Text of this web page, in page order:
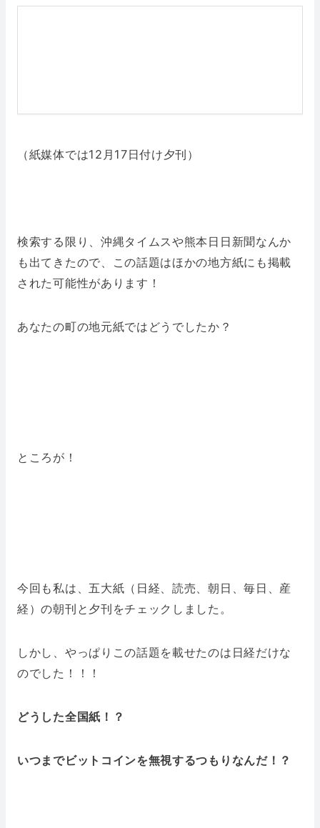
（紙媒体では12月17日付け夕刊）
検索する限り、沖縄タイムスや熊本日日新聞なんか
も出てきたので、この話題はほかの地方紙にも掲載
された可能性があります！
あなたの町の地元紙ではどうでしたか？
ところが！
今回も私は、五大紙（日経、読売、朝日、毎日、産
経）の朝刊と夕刊をチェックしました。
しかし、やっぱりこの話題を載せたのは日経だけな
のでした！！！
どうした全国紙！？
いつまでビットコインを無視するつもりなんだ！？